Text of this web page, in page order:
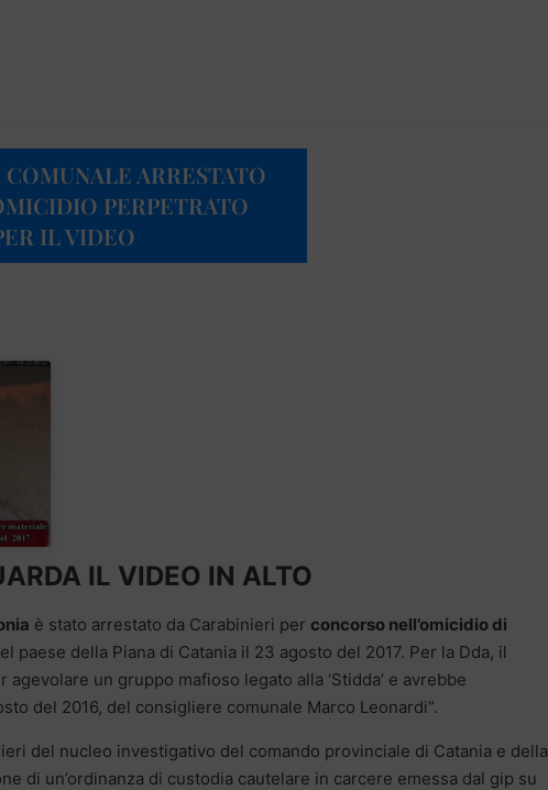
COMUNALE ARRESTATO
PERPETRATO
IL VIDEO
IL VIDEO IN ALTO
è stato arrestato da Carabinieri per concorso nell’omicidio di
paese della Piana di Catania il 23 agosto del 2017. Per la Dda, il
un gruppo mafioso legato alla ‘Stidda’ e avrebbe
del 2016, del consigliere comunale Marco Leonardi”.
del nucleo investigativo del comando provinciale di Catania e della
di un’ordinanza di custodia cautelare in carcere emessa dal gip su